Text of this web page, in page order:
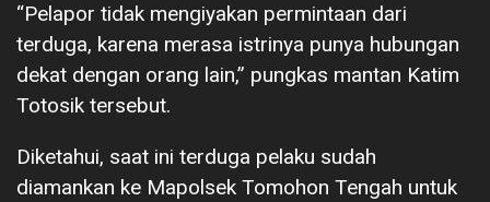
“Pelapor tidak mengiyakan permintaan dari
terduga, karena merasa istrinya punya hubungan
dekat dengan orang lain,” pungkas mantan Katim
Totosik tersebut.
Diketahui, saat ini terduga pelaku sudah
diamankan ke Mapolsek Tomohon Tengah untuk